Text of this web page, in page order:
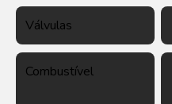
Válvulas
Combustível